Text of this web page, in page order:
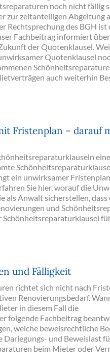
noch nicht fällig
zur zeitanteiligen Abgeltung
Rechtsprechung des BGH ist
Fachbeitrag informiert
der Quotenklausel.
Quotenklausel
auch weiterhin
Fristenplan – darauf
ein unwirksamer
Sie hier, worauf die
als Anwalt sicherstellen, dass
und
und Fälligkeit
richtet sich nicht nach
Renovierungsbedarf.
in diesem Fall die
folgende Fachbeitrag
welche beweisrechtliche
und Beweislast
beim Mieter oder